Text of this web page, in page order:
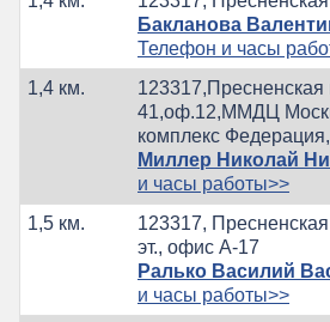
Бакланова
Телефон и часы
1,4 км.
123317,Пресненская
41,оф.12,ММДЦ
комплекс
Миллер Николай
и часы работы>>
1,5 км.
123317,
эт., офис А-17
Ралько Василий
и часы работы>>